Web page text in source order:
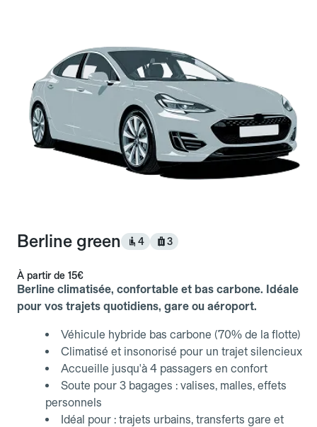
Berline green 4 3
À partir de 15€
Berline climatisée, confortable et bas carbone. Idéale
pour vos trajets quotidiens, gare ou aéroport.
Véhicule hybride bas carbone (70% de la flotte)
Climatisé et insonorisé pour un trajet silencieux
Accueille jusqu'à 4 passagers en confort
Soute pour 3 bagages : valises, malles, effets
personnels
Idéal pour : trajets urbains, transferts gare et